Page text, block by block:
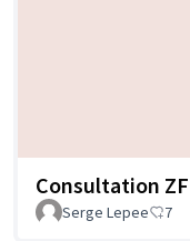
Consultation
Serge Lepee 7